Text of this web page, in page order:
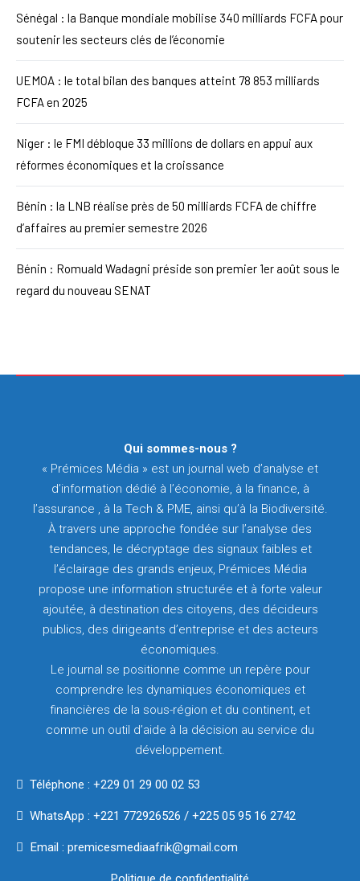
Sénégal : la Banque mondiale mobilise 340 milliards FCFA pour
soutenir les secteurs clés de l’économie
UEMOA : le total bilan des banques atteint 78 853 milliards
FCFA en 2025
Niger : le FMI débloque 33 millions de dollars en appui aux
réformes économiques et la croissance
Bénin : la LNB réalise près de 50 milliards FCFA de chiffre
d’affaires au premier semestre 2026
Bénin : Romuald Wadagni préside son premier 1er août sous le
regard du nouveau SENAT
Qui sommes-nous ?
« Prémices Média » est un journal web d’analyse et
d’information dédié à l’économie, à la finance, à
l’assurance , à la Tech & PME, ainsi qu’à la Biodiversité.
À travers une approche fondée sur l’analyse des
tendances, le décryptage des signaux faibles et
l’éclairage des grands enjeux, Prémices Média
propose une information structurée et à forte valeur
ajoutée, à destination des citoyens, des décideurs
publics, des dirigeants d’entreprise et des acteurs
économiques.
Le journal se positionne comme un repère pour
comprendre les dynamiques économiques et
financières de la sous-région et du continent, et
comme un outil d’aide à la décision au service du
développement.
Téléphone : +229 01 29 00 02 53
WhatsApp : +221 772926526 / +225 05 95 16 2742
Email : premicesmediaafrik@gmail.com